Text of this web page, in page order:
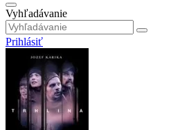
Vyhľadávanie
Prihlásiť